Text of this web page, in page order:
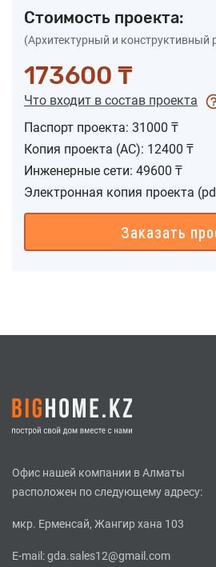
Стоимость проекта:
(Архитектурный и конструктивный
173600 ₸
Что входит в состав проекта
Паспорт проекта: 31000 ₸
Копия проекта (АС): 12400 ₸
Инженерные сети: 49600 ₸
Электронная копия проекта
Заказать
Офис нашей компании в Алматы
расположен по следующему адресу:
мкр. Ерменсай, Жангир хана 103
E-mail:gda.sales12@gmail.com